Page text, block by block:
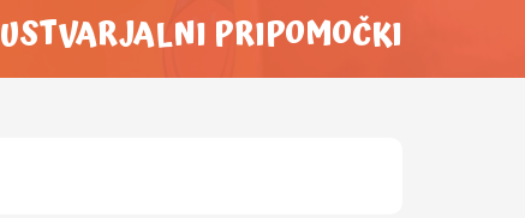
USTVARJALNI PRIPOMOČKI